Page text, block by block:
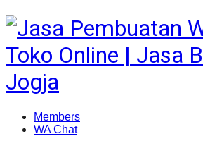
Members
WA Chat